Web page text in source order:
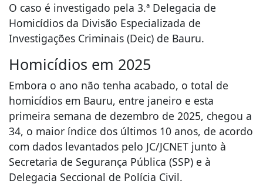
O caso é investigado pela 3.ª Delegacia de
Homicídios da Divisão Especializada de
Investigações Criminais (Deic) de Bauru.
Homicídios em 2025
Embora o ano não tenha acabado, o total de
homicídios em Bauru, entre janeiro e esta
primeira semana de dezembro de 2025, chegou a
34, o maior índice dos últimos 10 anos, de acordo
com dados levantados pelo JC/JCNET junto à
Secretaria de Segurança Pública (SSP) e à
Delegacia Seccional de Polícia Civil.